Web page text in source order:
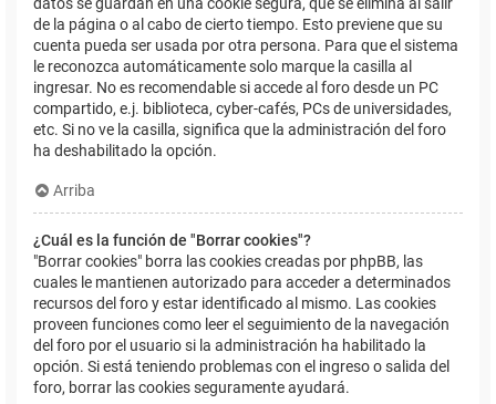
de la página o al cabo de cierto tiempo. Esto previene que su
cuenta pueda ser usada por otra persona. Para que el sistema
le reconozca automáticamente solo marque la casilla al
ingresar. No es recomendable si accede al foro desde un PC
compartido, e.j. biblioteca, cyber-cafés, PCs de universidades,
etc. Si no ve la casilla, significa que la administración del foro
ha deshabilitado la opción.
Arriba
¿Cuál es la función de "Borrar cookies"?
"Borrar cookies" borra las cookies creadas por phpBB, las
cuales le mantienen autorizado para acceder a determinados
recursos del foro y estar identificado al mismo. Las cookies
proveen funciones como leer el seguimiento de la navegación
del foro por el usuario si la administración ha habilitado la
opción. Si está teniendo problemas con el ingreso o salida del
foro, borrar las cookies seguramente ayudará.